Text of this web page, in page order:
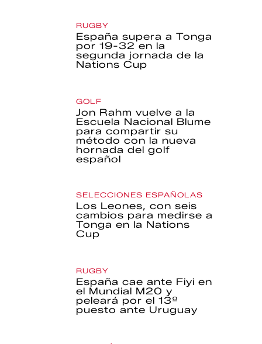
RUGBY
España supera a Tonga
por 19-32 en la
segunda jornada de la
Nations Cup
GOLF
Jon Rahm vuelve a la
Escuela Nacional Blume
para compartir su
método con la nueva
hornada del golf
español
SELECCIONES ESPAÑOLAS
Los Leones, con seis
cambios para medirse a
Tonga en la Nations
Cup
RUGBY
España cae ante Fiyi en
el Mundial M20 y
peleará por el 13º
puesto ante Uruguay